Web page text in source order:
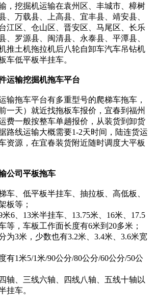
，挖掘机运输在袁州区、丰城市、樟树
、万载县、上高县、宜丰县、靖安县、
江区、仓山区、晋安区、马尾区、长乐
、罗源县、闽清县、永泰县、平潭县、
推土机拖拉机后八轮自卸车汽车吊钻机
车低平板半挂车。
运输挖掘机拖车平台
输拖车平台有多重型号的爬梯车拖车，
一天）就近找拖板车报价，宜春到福州
费一般按整车单趟报价，从装货到卸货
路线运输大概需要1-2天时间，陆连货运
资源，在宜春装货附近随时调度大平板
公司平板拖车
车、低平板半挂车、抽拉板、高低板、
板等；
6、13米半挂车、13.75米、16米、17.5
等，车板工作面长度有6米到20多米；
为3米，少数也有3.2米、3.4米、3.6米宽
有1米5/1米/90公分/80公分/60公分/50公
轴、三线六轴、四线八轴、五线十轴以
挂车。